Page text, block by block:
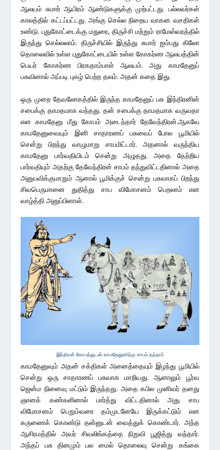
ஆலயம் சுமார் ஆயிரம் ஆண்டுகளுக்கு முற்பட்டது. பல்லவர்கள்
காலத்தில் கட்டப்பட்டது. அங்கு செல்ல நிறைய வாகன வசதிகள்
உண்டு. புதுகோட்டைக்கு மதுரை, திருச்சி மற்றும் ராமேஸ்வரத்தில்
இருந்து செல்லலாம். திருச்சியில் இருந்து சுமார் ஐம்பது கிலோ
தொலைவில் உள்ள புதுகோட்டையில் உள்ள கோகர்ண ஆலயத்தின்
பெயர் கோகர்ண பிரகதாம்பாள் ஆலயம். அது காமதேனுப்
பசுவினால் அப்படி புகழ் பெற்ற தலம். அதன் கதை இது.
ஒரு முறை தேவலோகத்தில் இருந்த காமதேனுப் பசு இந்திரனின்
சபைக்கு தாமதமாக வந்தது. தன் சபைக்கு தாமதமாக வருவதா
என காமதேனு மீது கோபம் அடைந்தார் தேவேந்திரன்.ஆகவே
காமதேனுவையும் இனி சாதாரணப் பசுவைப் போல பூமியில்
சென்று பிறந்து வாழுமாறு சாபமிட்டார். அதனால் வருந்திய
காமதேனு பார்வதியிடம் சென்று அழுதது. அதை தேற்றிய
பார்வதியும் அதற்கு தேவேந்திரன் சாபம் தந்துவிட்டதினால் அதை
அனுபவிக்குமாறும் ஆனால் பூமிக்குச் சென்று பசுவாகப் பிறந்து
சிவபெருமானை துதித்து சாப விமோசனம் பெறலாம் என
வாழ்த்தி அனுப்பினாள்.
இந்திரன் கோபத்துடன் காமதேனுவிற்கு சாபம் தந்தார்
காமதேனுவும் அதன் சக்திகள் அனைத்தையும் இழந்து பூமியில்
சென்று ஒரு சாதாரணப் பசுவாக மாறியது. ஆனாலும் பூர்வ
ஜென்ம நினைவு மட்டும் இருந்தது. அதை கபில முனிவர் தனது
ஞானக் கண்களினால் பார்த்து விட்டதினால் அது சாப
விமோசனம் பெறும்வரை தம்முடனேயே இருக்கட்டும் என
கருணைக் கொண்டு தன்னுடன் வைத்துக் கொண்டார். அந்த
ஆசிரமத்தில் அவர் சிவலிங்கத்தை நிறுவி பூஜித்து வந்தார்.
அந்தப் பசு தினமும் பல மைல் தொலைவு சென்று கங்கை